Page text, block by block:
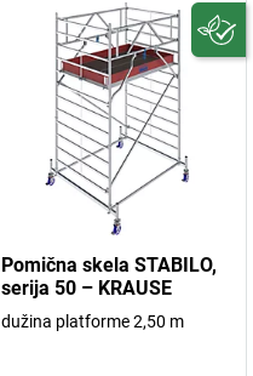
Pomična skela STABILO,
serija 50 – KRAUSE
dužina platforme 2,50 m